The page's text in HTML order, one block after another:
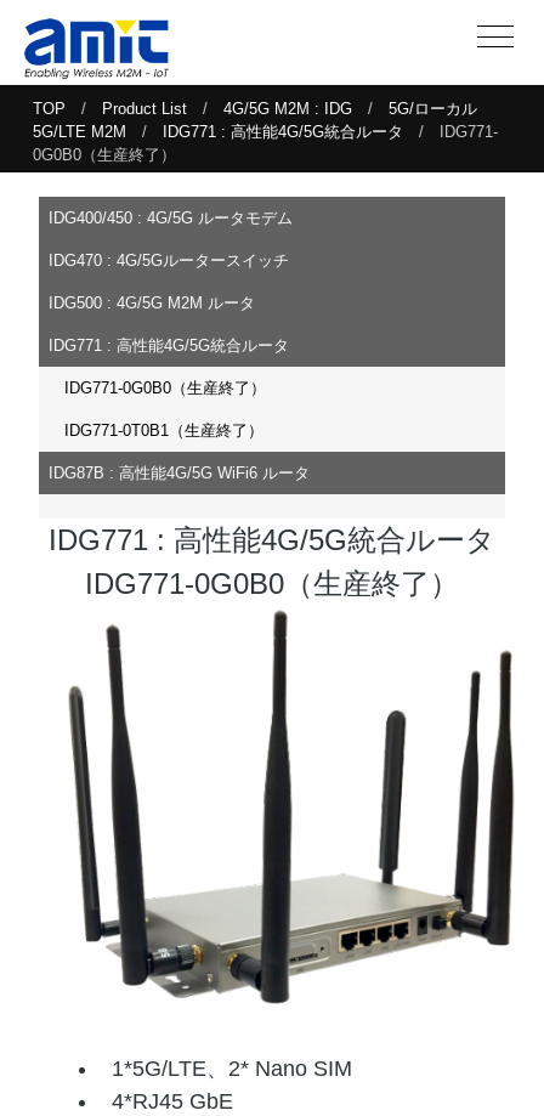
TOP / Product List/ 4G/5G M2M : IDG/ 5G/ローカル
5G/LTE M2M
/ IDG771 : 高性能4G/5G統合ルータ
/ IDG771-
0G0B0（生産終了）
IDG400/450 : 4G/5G ルータモデム
IDG470 : 4G/5Gルータースイッチ
IDG500 : 4G/5G M2M ルータ
IDG771 : 高性能4G/5G統合ルータ
IDG771-0G0B0（生産終了）
IDG771-0T0B1（生産終了）
IDG87B : 高性能4G/5G WiFi6 ルータ
IDG771 : 高性能4G/5G統合ルータ
IDG771-0G0B0（生産終了）
1*5G/LTE、2* Nano SIM
4*RJ45 GbE